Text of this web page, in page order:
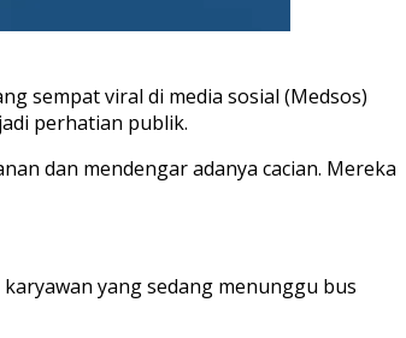
sempat viral di media sosial (Medsos)
perhatian publik.
dan mendengar adanya cacian. Mereka
yang sedang menunggu bus